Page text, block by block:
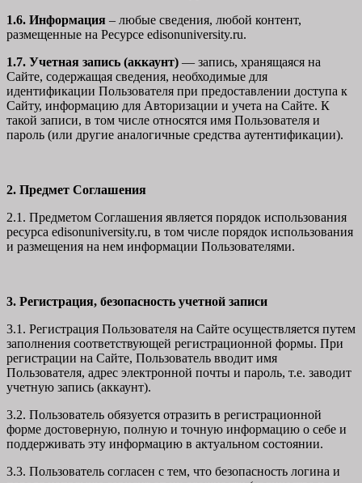
1.6. Информация – любые сведения, любой контент,
размещенные на Ресурсе edisonuniversity.ru.
1.7. Учетная запись (аккаунт) — запись, хранящаяся на
Сайте, содержащая сведения, необходимые для
идентификации Пользователя при предоставлении доступа к
Сайту, информацию для Авторизации и учета на Сайте. К
такой записи, в том числе относятся имя Пользователя и
пароль (или другие аналогичные средства аутентификации).
2. Предмет Соглашения
2.1. Предметом Соглашения является порядок использования
ресурса edisonuniversity.ru, в том числе порядок использования
и размещения на нем информации Пользователями.
3. Регистрация, безопасность учетной записи
3.1. Регистрация Пользователя на Сайте осуществляется путем
заполнения соответствующей регистрационной формы. При
регистрации на Сайте, Пользователь вводит имя
Пользователя, адрес электронной почты и пароль, т.е. заводит
учетную запись (аккаунт).
3.2. Пользователь обязуется отразить в регистрационной
форме достоверную, полную и точную информацию о себе и
поддерживать эту информацию в актуальном состоянии.
3.3. Пользователь согласен с тем, что безопасность логина и